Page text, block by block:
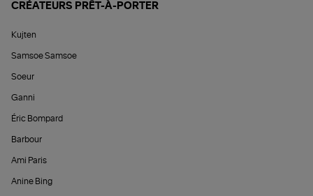
CRÉATEURS PRÊT-À-PORTER
Kujten
Samsoe Samsoe
Soeur
Ganni
Éric Bompard
Barbour
Ami Paris
Anine Bing